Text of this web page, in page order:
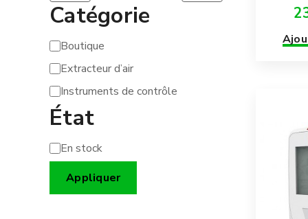
Catégorie
Catégorie
Boutique
Extracteur d’air
Instruments de contrôle
État
ÉtatEn stock
Appliquer